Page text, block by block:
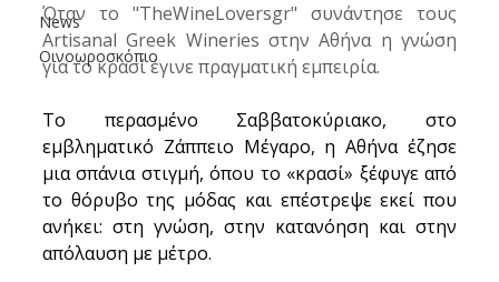
News
Οινοωροσκόπιο
Όταν το "TheWineLoversgr" συνάντησε τους
Artisanal Greek Wineries στην Αθήνα η γνώση
για το κρασί έγινε πραγματική εμπειρία.
Το περασμένο Σαββατοκύριακο, στο
εμβληματικό Ζάππειο Μέγαρο, η Αθήνα έζησε
μια σπάνια στιγμή, όπου το «κρασί» ξέφυγε από
το θόρυβο της μόδας και επέστρεψε εκεί που
ανήκει: στη γνώση, στην κατανόηση και στην
απόλαυση με μέτρο.